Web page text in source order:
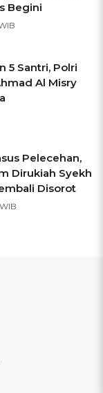
Begini
5 Santri, Polri
Al Misry
Pelecehan,
Dirukiah Syekh
Disorot